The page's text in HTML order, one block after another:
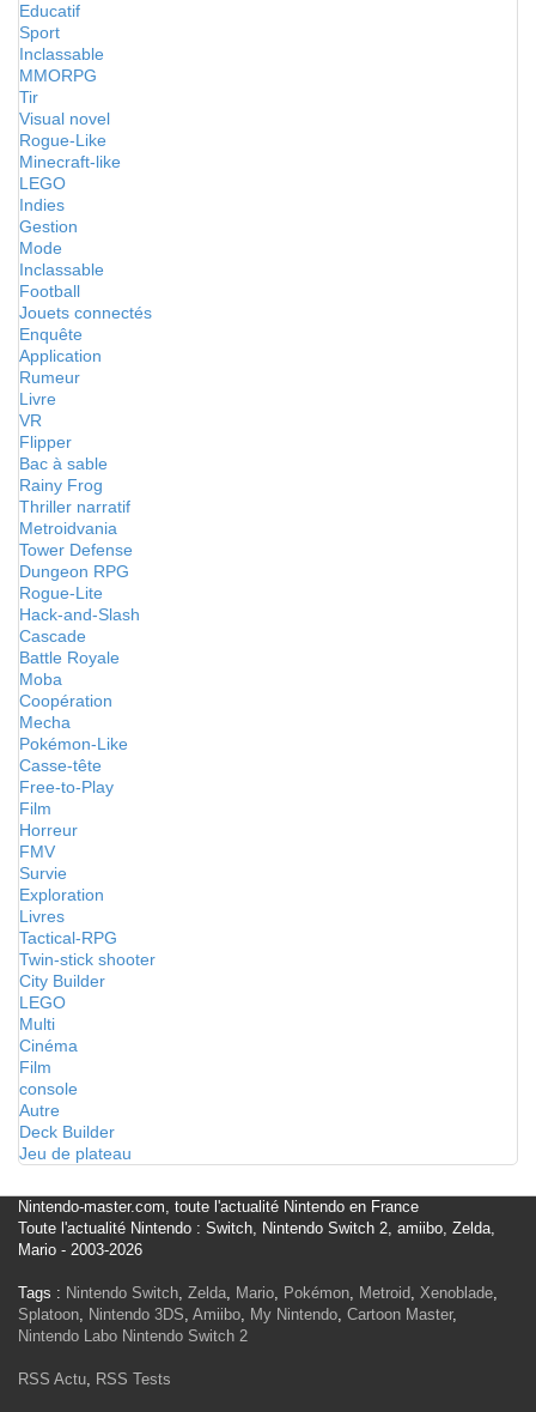
Educatif
Sport
Inclassable
MMORPG
Tir
Visual novel
Rogue-Like
Minecraft-like
LEGO
Indies
Gestion
Mode
Inclassable
Football
Jouets connectés
Enquête
Application
Rumeur
Livre
VR
Flipper
Bac à sable
Rainy Frog
Thriller narratif
Metroidvania
Tower Defense
Dungeon RPG
Rogue-Lite
Hack-and-Slash
Cascade
Battle Royale
Moba
Coopération
Mecha
Pokémon-Like
Casse-tête
Free-to-Play
Film
Horreur
FMV
Survie
Exploration
Livres
Tactical-RPG
Twin-stick shooter
City Builder
LEGO
Multi
Cinéma
Film
console
Autre
Deck Builder
Jeu de plateau
Nintendo-master.com, toute l'actualité Nintendo en France
Toute l'actualité Nintendo : Switch, Nintendo Switch 2, amiibo, Zelda,
Mario - 2003-2026
Tags : Nintendo Switch, Zelda, Mario, Pokémon, Metroid, Xenoblade,
Splatoon, Nintendo 3DS, Amiibo, My Nintendo, Cartoon Master,
Nintendo Labo Nintendo Switch 2
RSS Actu, RSS Tests